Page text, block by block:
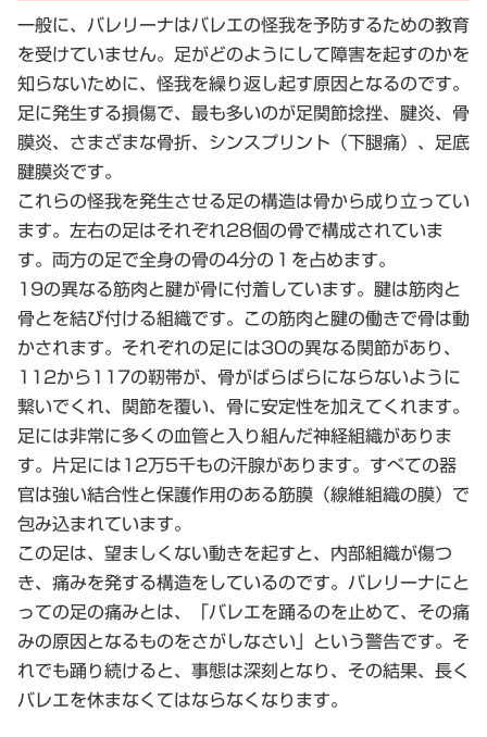
一般に、バレリーナはバレエの怪我を予防するための教育
を受けていません。足がどのようにして障害を起すのかを
知らないために、怪我を繰り返し起す原因となるのです。
足に発生する損傷で、最も多いのが足関節捻挫、腱炎、骨
膜炎、さまざまな骨折、シンスプリント（下腿痛）、足底
腱膜炎です。
これらの怪我を発生させる足の構造は骨から成り立ってい
ます。左右の足はそれぞれ28個の骨で構成されていま
す。両方の足で全身の骨の4分の１を占めます。
19の異なる筋肉と腱が骨に付着しています。腱は筋肉と
骨とを結び付ける組織です。この筋肉と腱の働きで骨は動
かされます。それぞれの足には30の異なる関節があり、
112から117の靭帯が、骨がばらばらにならないように
繋いでくれ、関節を覆い、骨に安定性を加えてくれます。
足には非常に多くの血管と入り組んだ神経組織がありま
す。片足には12万5千もの汗腺があります。すべての器
官は強い結合性と保護作用のある筋膜（線維組織の膜）で
包み込まれています。
この足は、望ましくない動きを起すと、内部組織が傷つ
き、痛みを発する構造をしているのです。バレリーナにと
っての足の痛みとは、「バレエを踊るのを止めて、その痛
みの原因となるものをさがしなさい」という警告です。そ
れでも踊り続けると、事態は深刻となり、その結果、長く
バレエを休まなくてはならなくなります。